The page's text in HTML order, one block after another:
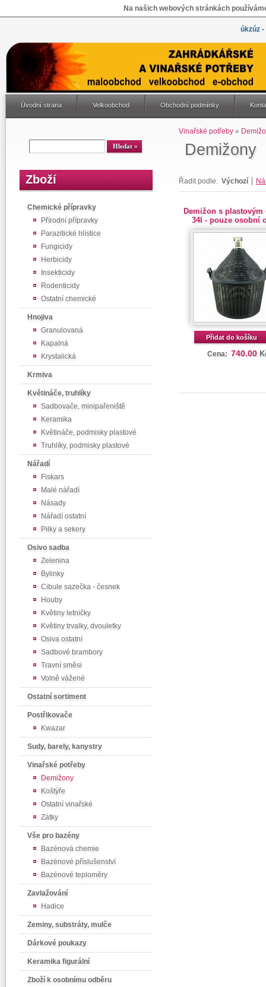
Na našich webových stránkách
úkzúz
Úvodní strana Velkoobchod Obchodní podmínky
Zboží
Chemické přípravky
Přírodní přípravky
Parazitické hlístice
Fungicidy
Herbicidy
Insekticidy
Rodenticidy
Ostatní chemické
Hnojiva
Granulovaná
Kapalná
Krystalická
Krmiva
Květináče, truhlíky
Sadbovače, minipařeniště
Keramika
Květináče, podmisky plastové
Truhlíky, podmisky plastové
Nářadí
Fiskars
Malé nářadí
Násady
Nářadí ostatní
Pilky a sekery
Osivo sadba
Zelenina
Bylinky
Cibule sazečka - česnek
Houby
Květiny letničky
Květiny trvalky, dvouletky
Osiva ostatní
Sadbové brambory
Travní směsi
Volně vážené
Ostatní sortiment
Postřikovače
Kwazar
Sudy, barely, kanystry
Vinařské potřeby
Demižony
Koštýře
Ostatní vinařské
Zátky
Vše pro bazény
Bazénová chemie
Bazénové příslušenství
Bazénové teploměry
Zavlažování
Hadice
Zeminy, substráty, mulče
Dárkové poukazy
Keramika figurální
Zboží k osobnímu odběru
Demižony
Vinařské potřeby»
Řadit podle: Výchozí
Demižon s plastovým
34l - pouze osobní
Přidat do košíku
Cena: 740.00